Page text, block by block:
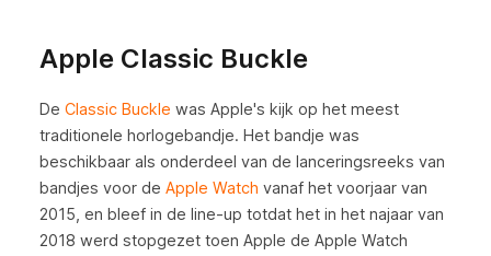
Apple Classic Buckle
De Classic Buckle was Apple's kijk op het meest
traditionele horlogebandje. Het bandje was
beschikbaar als onderdeel van de lanceringsreeks van
bandjes voor de Apple Watch vanaf het voorjaar van
2015, en bleef in de line-up totdat het in het najaar van
2018 werd stopgezet toen Apple de Apple Watch